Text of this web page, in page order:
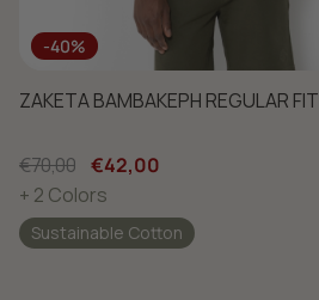
-40%
ΖΑΚΕΤΑ ΒΑΜΒΑΚΕΡΗ REGULAR FIT
€70,00 €42,00
+ 2 Colors
Sustainable Cotton